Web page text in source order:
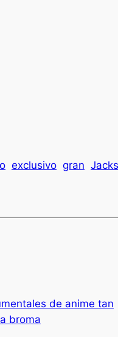
exclusivo gran
de anime tan
broma